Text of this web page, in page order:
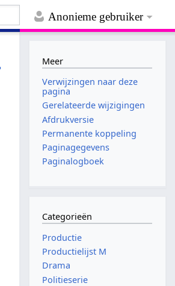
Anonieme gebruiker
Meer
Verwijzingen naar deze
pagina
Gerelateerde wijzigingen
Afdrukversie
Permanente koppeling
Paginagegevens
Paginalogboek
Categorieën
Productie
Productielijst M
Drama
Politieserie